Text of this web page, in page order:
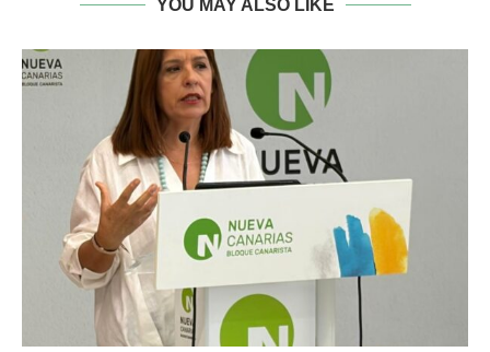
YOU MAY ALSO LIKE